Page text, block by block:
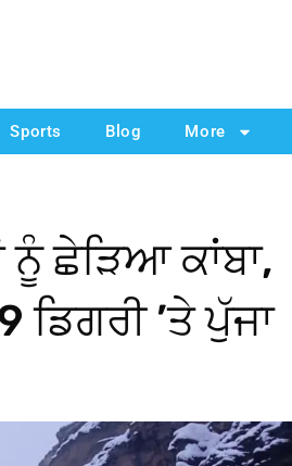
Sports Blog More
ਨੂੰ ਛੇੜਿਆ ਕਾਂਬਾ,
ਡਿਗਰੀ ’ਤੇ ਪੁੱਜਾ